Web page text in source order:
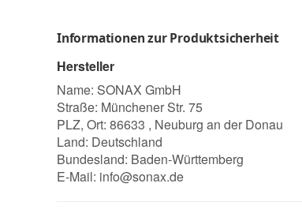
Informationen zur Produktsicherheit
Hersteller
Name: SONAX GmbH
Straße: Münchener Str. 75
PLZ, Ort: 86633 , Neuburg an der Donau
Land: Deutschland
Bundesland: Baden-Württemberg
E-Mail: info@sonax.de